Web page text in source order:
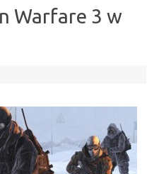
Warfare 3 w